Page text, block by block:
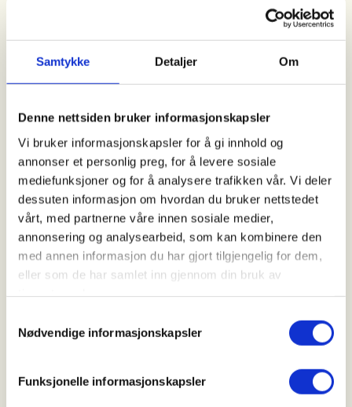
Samtykke Detaljer Om
Denne nettsiden bruker informasjonskapsler
Vi bruker informasjonskapsler for å gi innhold og
annonser et personlig preg, for å levere sosiale
mediefunksjoner og for å analysere trafikken vår. Vi deler
dessuten informasjon om hvordan du bruker nettstedet
vårt, med partnerne våre innen sosiale medier,
annonsering og analysearbeid, som kan kombinere den
med annen informasjon du har gjort tilgjengelig for dem,
eller som de har samlet inn gjennom din bruk av
Nødvendige informasjonskapsler
Funksjonelle informasjonskapsler
16. Oct 2026
Kl. 18.00 - 20.30
Arrangør
Voss Utferdslag
Kontaktperson
Voss Utferdslag
june.jansson@dnt.no
Bli med DNT Ung Vaksne på ein sosial og koseleg
i roleg tempo før me samlast rundt bålet for quiz,
varm drikke og god stemning.